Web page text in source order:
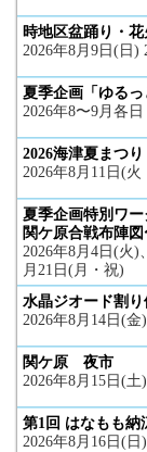
時地区盆踊り・
2026年8月9日(日)
夏季企画「ゆるっ
2026年8〜9月各日
2026海津夏まつり
2026年8月11日(火
夏季企画特別ワ
関ケ原合戦布陣図
2026年8月4日(火)
月21日(月・祝)
水晶ジオード割り
2026年8月14日(
関ケ原 夜市
2026年8月15日(土
第1回 はなもも納
2026年8月16日(日